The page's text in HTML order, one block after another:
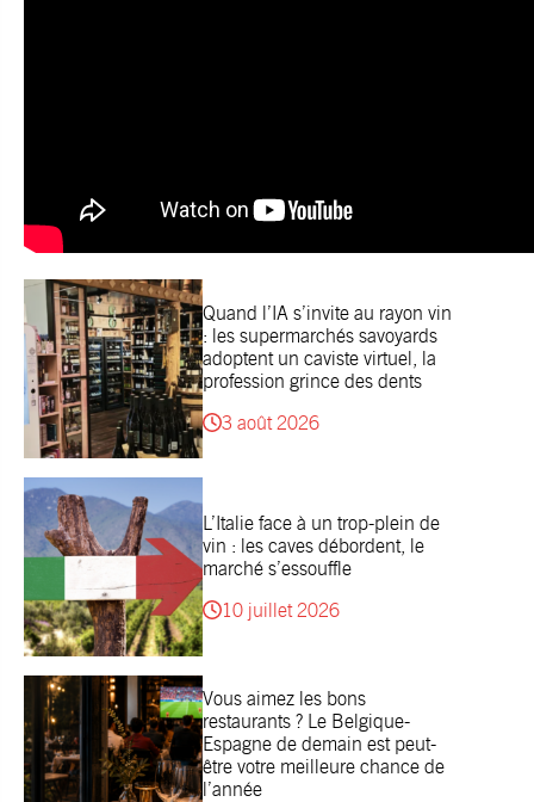
Quand l’IA s’invite au rayon vin
: les supermarchés savoyards
adoptent un caviste virtuel, la
profession grince des dents
3 août 2026
L’Italie face à un trop-plein de
vin : les caves débordent, le
marché s’essouffle
10 juillet 2026
Vous aimez les bons
restaurants ? Le Belgique-
Espagne de demain est peut-
être votre meilleure chance de
l’année